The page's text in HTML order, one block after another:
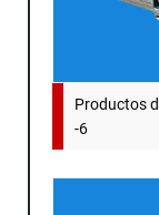
Productos
-6